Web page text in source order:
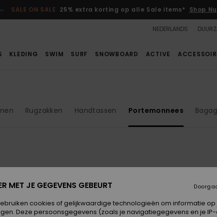
SALE ON SALE 25% extra korting op alle Sale items* Shop Nu
NEDERLANDS
KLEDING SWIM SURF SNOWBOARD ACTIVE
Rugzakken Handtassen Portemonnees
MET JE GEGEVENS GEBEURT
cookies of gelijkwaardige technologieën om informatie
Deze persoonsgegevens (zoals je navigatiegegevens en je